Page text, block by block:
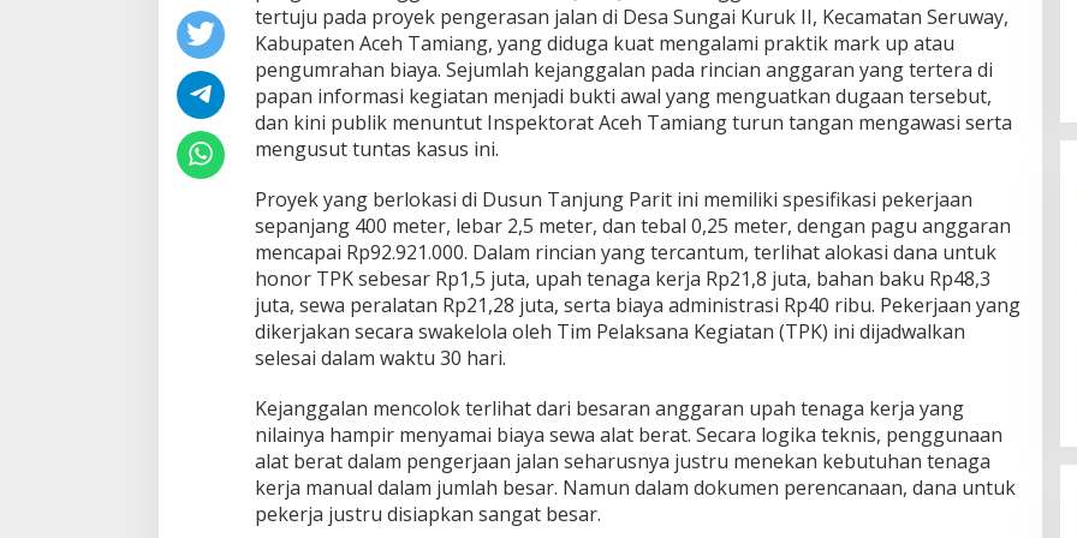
a
n
g
D
i
m
i
a
U
s
u
T
u
n
a
P
r
o
y
tertuju pada proyek pengerasan jalan di Desa Sungai Kuruk II, Kecamatan Seruway,
Kabupaten Aceh Tamiang, yang diduga kuat mengalami praktik mark up atau
pengumrahan biaya. Sejumlah kejanggalan pada rincian anggaran yang tertera di
papan informasi kegiatan menjadi bukti awal yang menguatkan dugaan tersebut,
dan kini publik menuntut Inspektorat Aceh Tamiang turun tangan mengawasi serta
mengusut tuntas kasus ini.
Proyek yang berlokasi di Dusun Tanjung Parit ini memiliki spesifikasi pekerjaan
sepanjang 400 meter, lebar 2,5 meter, dan tebal 0,25 meter, dengan pagu anggaran
mencapai Rp92.921.000. Dalam rincian yang tercantum, terlihat alokasi dana untuk
honor TPK sebesar Rp1,5 juta, upah tenaga kerja Rp21,8 juta, bahan baku Rp48,3
juta, sewa peralatan Rp21,28 juta, serta biaya administrasi Rp40 ribu. Pekerjaan yang
dikerjakan secara swakelola oleh Tim Pelaksana Kegiatan (TPK) ini dijadwalkan
selesai dalam waktu 30 hari.
Kejanggalan mencolok terlihat dari besaran anggaran upah tenaga kerja yang
nilainya hampir menyamai biaya sewa alat berat. Secara logika teknis, penggunaan
alat berat dalam pengerjaan jalan seharusnya justru menekan kebutuhan tenaga
kerja manual dalam jumlah besar. Namun dalam dokumen perencanaan, dana untuk
pekerja justru disiapkan sangat besar.
Silaturahmi Lintas Sektor di Kuta
Alam, TNI–Polri dan Desa